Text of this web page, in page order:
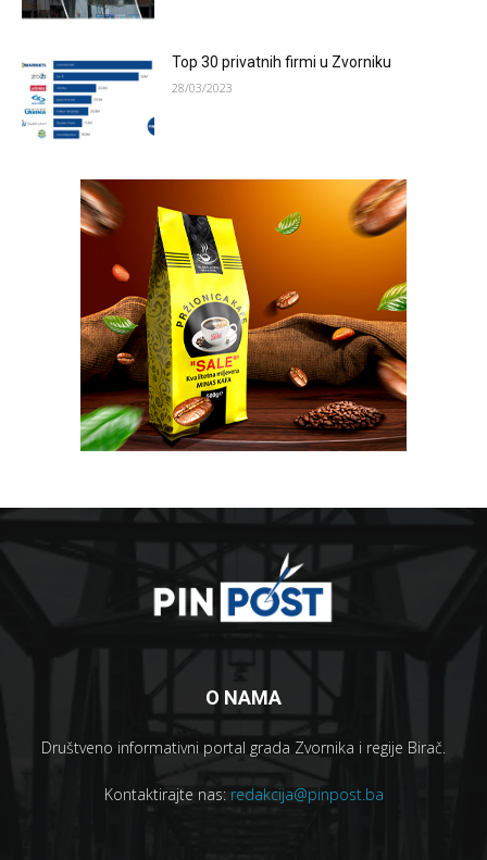
Top 30 privatnih firmi u Zvorniku
28/03/2023
O NAMA
Društveno informativni portal grada Zvornika i regije Birač.
Kontaktirajte nas: redakcija@pinpost.ba